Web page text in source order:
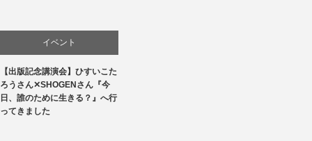
イベント
文化
書評・読書の引き出し
【出版記念講演会】ひすいこた
ろうさん✕SHOGENさん『今
日、誰のために生きる？』へ行
ってきました